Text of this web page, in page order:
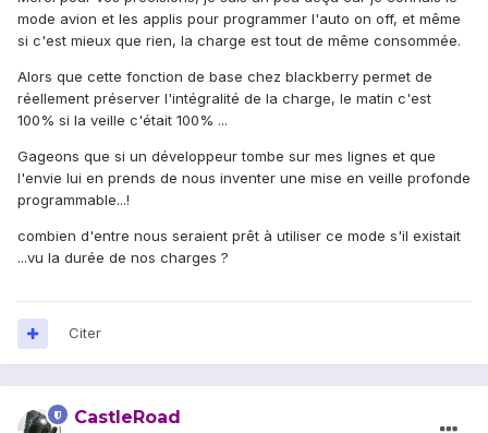
mode avion et les applis pour programmer l'auto on off, et même
si c'est mieux que rien, la charge est tout de même consommée.
Alors que cette fonction de base chez blackberry permet de
réellement préserver l'intégralité de la charge, le matin c'est
100% si la veille c'était 100% ...
Gageons que si un développeur tombe sur mes lignes et que
l'envie lui en prends de nous inventer une mise en veille profonde
programmable...!
combien d'entre nous seraient prêt à utiliser ce mode s'il existait
...vu la durée de nos charges ?
Citer
CastleRoad